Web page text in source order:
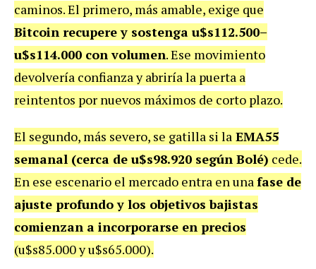
caminos. El primero, más amable, exige que
Bitcoin recupere y sostenga u$s112.500–
u$s114.000 con volumen. Ese movimiento
devolvería confianza y abriría la puerta a
reintentos por nuevos máximos de corto plazo.
El segundo, más severo, se gatilla si la EMA55
semanal (cerca de u$s98.920 según Bolé) cede.
En ese escenario el mercado entra en unafase de
ajuste profundo y los objetivos bajistas
comienzan a incorporarse en precios
(u$s85.000 y u$s65.000).